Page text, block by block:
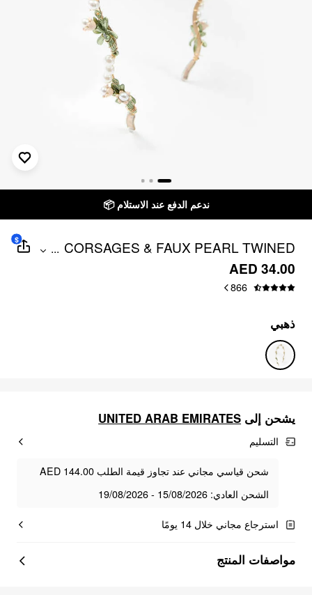
ندعم الدفع عند الاستلام 📦
CORSAGES & FAUX PEARL TWINED
METALLIC HEADBAND
...
AED 34.00
866
$
ذهبي
يشحن إلى UNITED ARAB EMIRATES
التسليم
شحن قياسي مجاني عند تجاوز قيمة الطلب AED 144.00
الشحن العادي: 15/08/2026 - 19/08/2026
استرجاع مجاني خلال 14 يومًا
مواصفات المنتج